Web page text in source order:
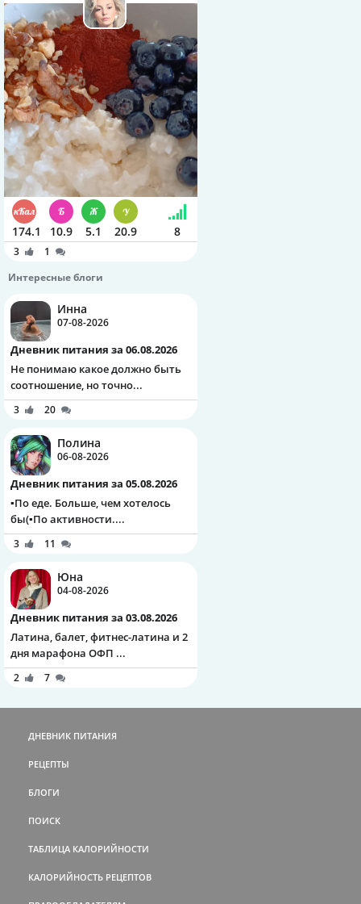
174.1 10.9 5.1 20.9 8
3
1
Интересные блоги
Инна
07-08-2026
Дневник питания за 06.08.2026
Не понимаю какое должно быть
соотношение, но точно...
3 20
Полина
06-08-2026
Дневник питания за 05.08.2026
▪️По еде. Больше, чем хотелось
бы(▪️По активности....
3 11
Юна
04-08-2026
Дневник питания за 03.08.2026
Латина, балет, фитнес-латина и 2
дня марафона ОФП ...
2 7
ДНЕВНИК ПИТАНИЯ
РЕЦЕПТЫ
БЛОГИ
ПОИСК
ТАБЛИЦА КАЛОРИЙНОСТИ
КАЛОРИЙНОСТЬ РЕЦЕПТОВ